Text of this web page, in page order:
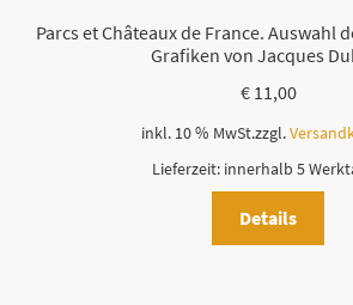
Parcs et Châteaux de France. Auswahl
Grafiken von Jacques
€11,00
inkl. 10 % MwSt.zzgl.
Lieferzeit: innerhalb 5
Details